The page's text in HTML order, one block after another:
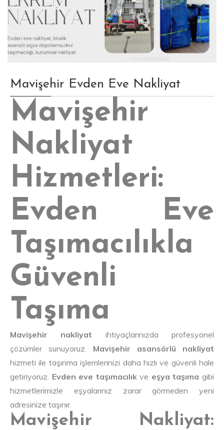
Mavişehir Evden Eve Nakliyat
Mavişehir
Nakliyat
Hizmetleri:
Evden Eve
Taşımacılıkla
Güvenli
Taşıma
Mavişehir nakliyat ihtiyaçlarınızda profesyonel
çözümler sunuyoruz. Mavişehir asansörlü nakliyat
hizmeti ile taşınma işlemlerinizi daha hızlı ve güvenli hale
getiriyoruz. Evden eve taşımacılıkve eşya taşıma gibi
hizmetlerimizle eşyalarınız zarar görmeden yeni
adresinize taşınır.
Mavişehir Nakliyat: